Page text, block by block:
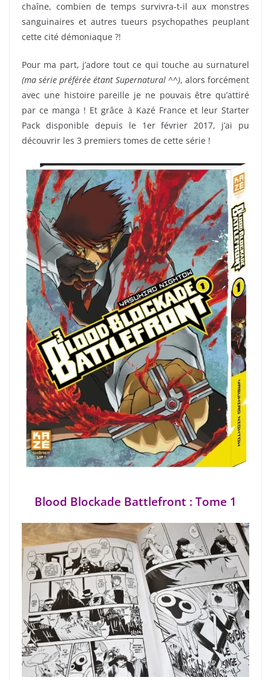
chaîne, combien de temps survivra-t-il aux monstres
sanguinaires et autres tueurs psychopathes peuplant
cette cité démoniaque ?!
Pour ma part, j’adore tout ce qui touche au surnaturel
(ma série préférée étant Supernatural ^^), alors forcément
avec une histoire pareille je ne pouvais être qu’attiré
par ce manga ! Et grâce à Kazé France et leur Starter
Pack disponible depuis le 1er février 2017, j’ai pu
découvrir les 3 premiers tomes de cette série !
Blood Blockade Battlefront : Tome 1